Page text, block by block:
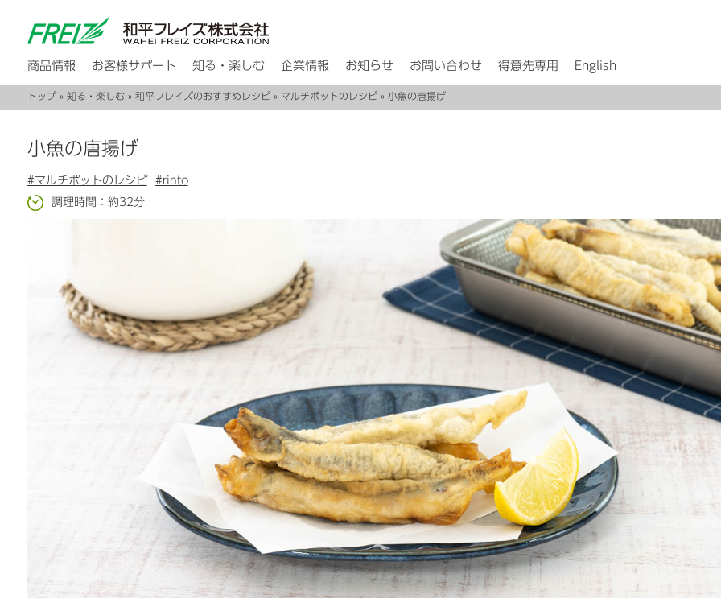
商品情報 お客様サポート 知る・楽しむ 企業情報 お知らせ お問い合わせ 得意先専用 English
トップ» 知る・楽しむ» 和平フレイズのおすすめレシピ» マルチポットのレシピ» 小魚の唐揚げ
小魚の唐揚げ
#マルチポットのレシピ
#rinto
調理時間：約32分